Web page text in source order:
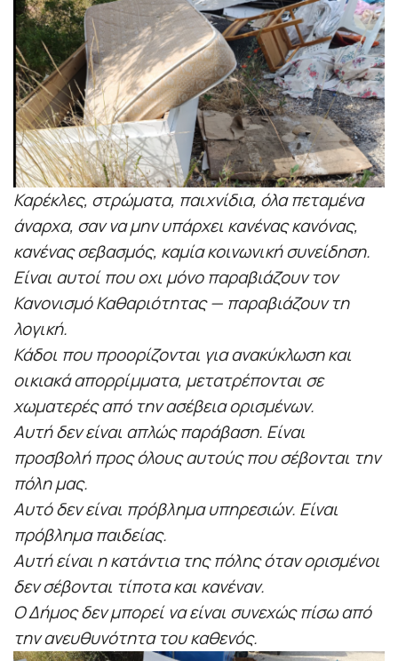
Καρέκλες, στρώματα, παιχνίδια, όλα πεταμένα
άναρχα, σαν να μην υπάρχει κανένας κανόνας,
κανένας σεβασμός, καμία κοινωνική συνείδηση.
Είναι αυτοί που οχι μόνο παραβιάζουν τον
Κανονισμό Καθαριότητας — παραβιάζουν τη
λογική.
Κάδοι που προορίζονται για ανακύκλωση και
οικιακά απορρίμματα, μετατρέπονται σε
χωματερές από την ασέβεια ορισμένων.
Αυτή δεν είναι απλώς παράβαση. Είναι
προσβολή προς όλους αυτούς που σέβονται την
πόλη μας.
Αυτό δεν είναι πρόβλημα υπηρεσιών. Είναι
πρόβλημα παιδείας.
Αυτή είναι η κατάντια της πόλης όταν ορισμένοι
δεν σέβονται τίποτα και κανέναν.
Ο Δήμος δεν μπορεί να είναι συνεχώς πίσω από
την ανευθυνότητα του καθενός.